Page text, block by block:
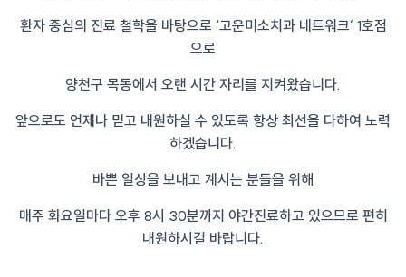
환자 중심의 진료 철학을 바탕으로 ‘고운미소치과 네트워크’ 1호점
으로
양천구 목동에서 오랜 시간 자리를 지켜왔습니다.
앞으로도 언제나 믿고 내원하실 수 있도록 항상 최선을 다하여 노력
하겠습니다.
바쁜 일상을 보내고 계시는 분들을 위해
매주 화요일마다 오후 8시 30분까지 야간진료하고 있으므로 편히
내원하시길 바랍니다.